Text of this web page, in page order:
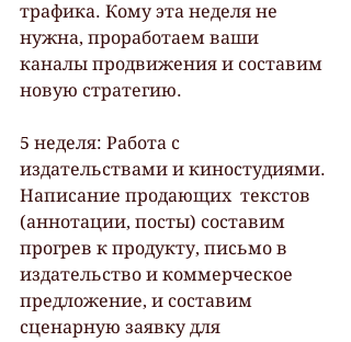
трафика. Кому эта неделя не
нужна, проработаем ваши
каналы продвижения и составим
новую стратегию.
5 неделя: Работа с
издательствами и киностудиями.
Написание продающих  текстов
(аннотации, посты) составим
прогрев к продукту, письмо в
издательство и коммерческое
предложение, и составим
сценарную заявку для